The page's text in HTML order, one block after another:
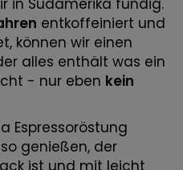
in Südamerika fündig.
entkoffeiniert und
können wir einen
alles enthält was ein
- nur eben kein
Espressoröstung
genießen, der
ist und mit leicht